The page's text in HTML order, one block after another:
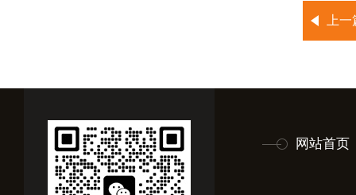
上
网站首页